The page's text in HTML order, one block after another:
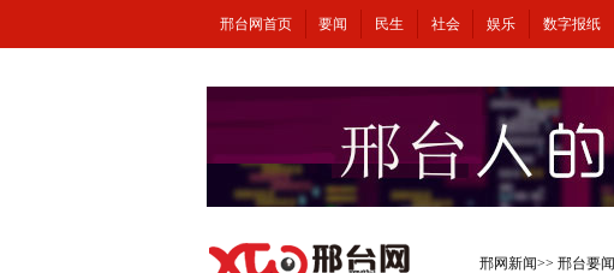
邢台网首页 要闻 民生 社会 娱乐 数字报纸
邢网新闻>> 邢台要闻